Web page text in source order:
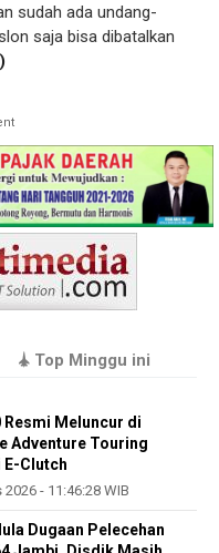
sudah ada undang-
saja bisa dibatalkan
Top Minggu ini
Resmi Meluncur di
Adventure Touring
Clutch
- 11:46:28 WIB
Dugaan Pelecehan